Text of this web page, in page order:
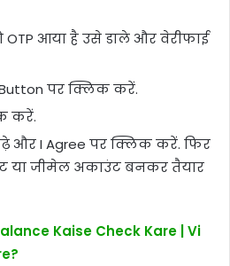
OTP आया है उसे डाले और वेरीफाई
पर क्लिक करें.
करें.
और I Agree पर क्लिक करें. फिर
या जीमेल अकाउंट बनकर तैयार
Kaise Check Kare | Vi